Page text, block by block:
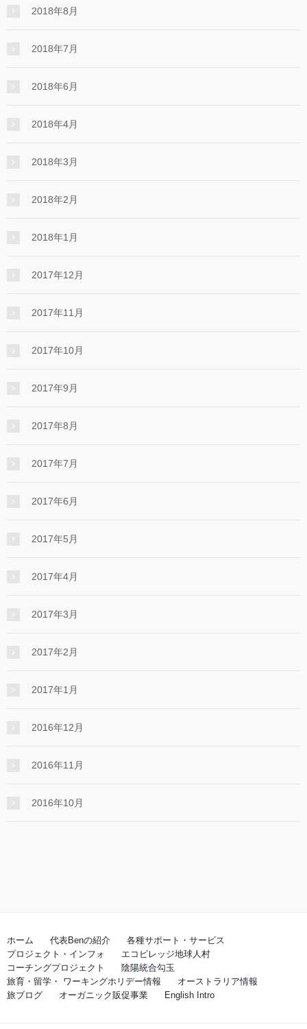
2018年8月
2018年7月
2018年6月
2018年4月
2018年3月
2018年2月
2018年1月
2017年12月
2017年11月
2017年10月
2017年9月
2017年8月
2017年7月
2017年6月
2017年5月
2017年4月
2017年3月
2017年2月
2017年1月
2016年12月
2016年11月
2016年10月
ホーム 代表Benの紹介
各種サポート・サービス
プロジェクト・インフォ
エコビレッジ地球人村
コーチングプロジェクト
陰陽統合勾玉
旅育・留学・ ワーキングホリデー情報
オーストラリア情報
旅ブログ
オーガニック販促事業 English Intro